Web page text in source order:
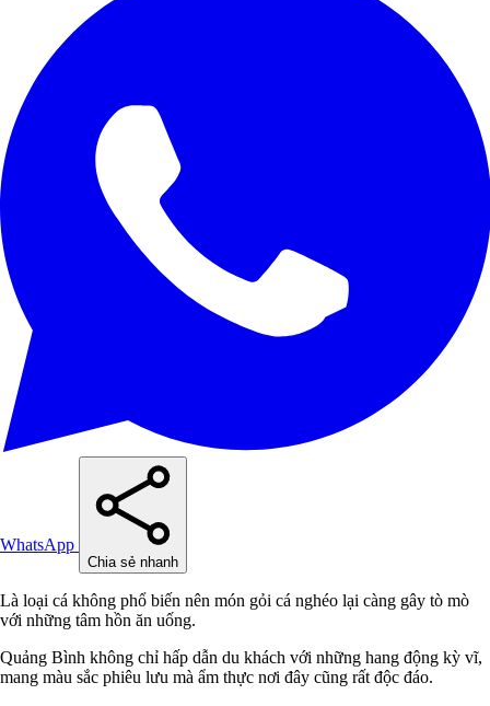
WhatsApp
Chia sẻ nhanh
Là loại cá không phổ biến nên món gỏi cá nghéo lại càng gây tò mò
với những tâm hồn ăn uống.
Quảng Bình không chỉ hấp dẫn du khách với những hang động kỳ vĩ,
mang màu sắc phiêu lưu mà ẩm thực nơi đây cũng rất độc đáo.